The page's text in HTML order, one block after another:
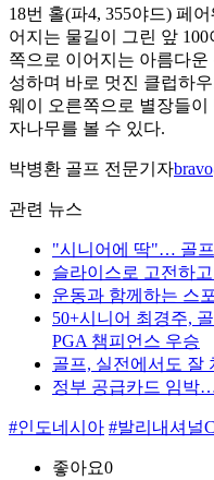
18번 홀(파4, 355야드) 페
어지는 물길이 그린 앞
쪽으로 이어지는 아름다
성하며 바로 멋진 클럽하
웨이 오른쪽으로 별장들
자나무를 볼 수 있다.
박병환 골프 전문기자
관련 뉴스
"시니어에 딱"… 골
슬라이스로 고전하
운동과 함께하는 스
50+시니어 최경주,
PGA 챔피언스 우승
골프, 실전에서도 잘
정부 공급카드 임박
#인도네시아 #발리내셔널
좋아요0